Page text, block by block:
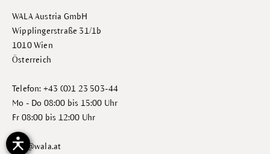
WALA Austria GmbH
Wipplingerstraße 31/1b
1010 Wien
Österreich
Telefon: +43 (0)1 23 503-44
Mo - Do 08:00 bis 15:00 Uhr
Fr 08:00 bis 12:00 Uhr
info@wala.at